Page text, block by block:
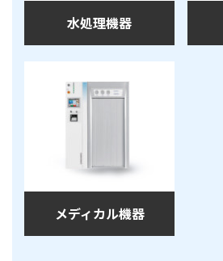
水処理機器
メディカル機器